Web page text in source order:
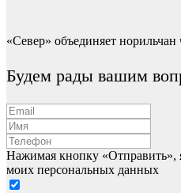
«Север» объединяет норильчан
Будем рады вашим
Нажимая кнопку «Отправить»,
моих персональных данных